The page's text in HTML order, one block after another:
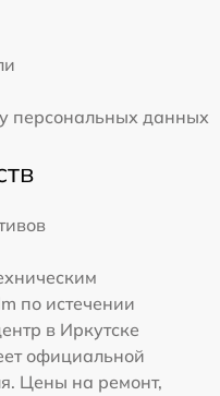
персональных данных
по истечении
в Иркутске
официальной
Цены на ремонт,